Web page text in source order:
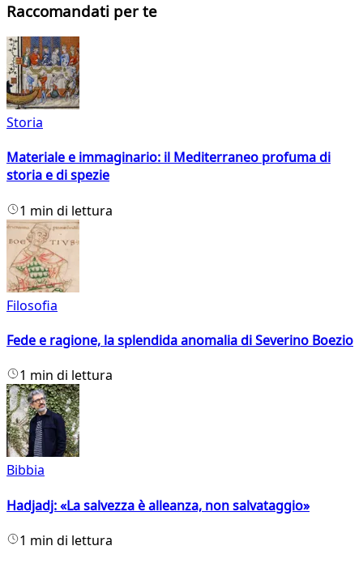
Raccomandati per te
Storia
Materiale e immaginario: il Mediterraneo profuma di
storia e di spezie
1 min di lettura
Filosofia
Fede e ragione, la splendida anomalia di Severino Boezio
1 min di lettura
Bibbia
Hadjadj: «La salvezza è alleanza, non salvataggio»
1 min di lettura